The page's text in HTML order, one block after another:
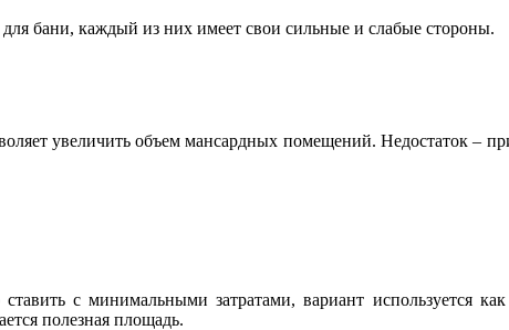
бани, каждый из них имеет свои сильные и слабые стороны.
увеличить объем мансардных помещений. Недостаток –
с минимальными затратами, вариант используется
полезная площадь.